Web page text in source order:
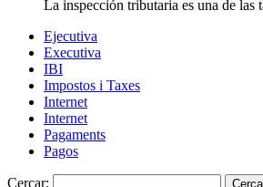
La inspección tributaria es una de
Ejecutiva
Executiva
IBI
Impostos i Taxes
Internet
Internet
Pagaments
Pagos
Cercar: